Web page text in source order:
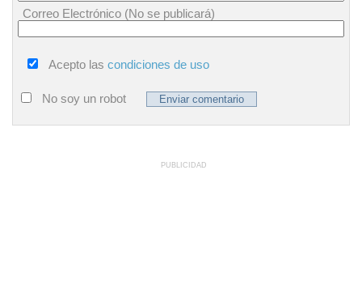
Correo Electrónico (No se publicará)
Acepto las condiciones de uso
No soy un robot
PUBLICIDAD